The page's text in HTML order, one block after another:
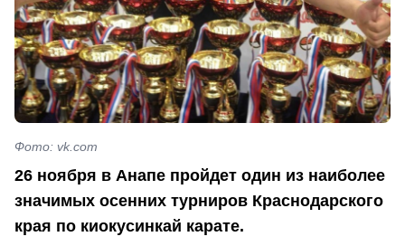
Фото: vk.com
26 ноября в Анапе пройдет один из наиболее
значимых осенних турниров Краснодарского
края по киокусинкай карате.